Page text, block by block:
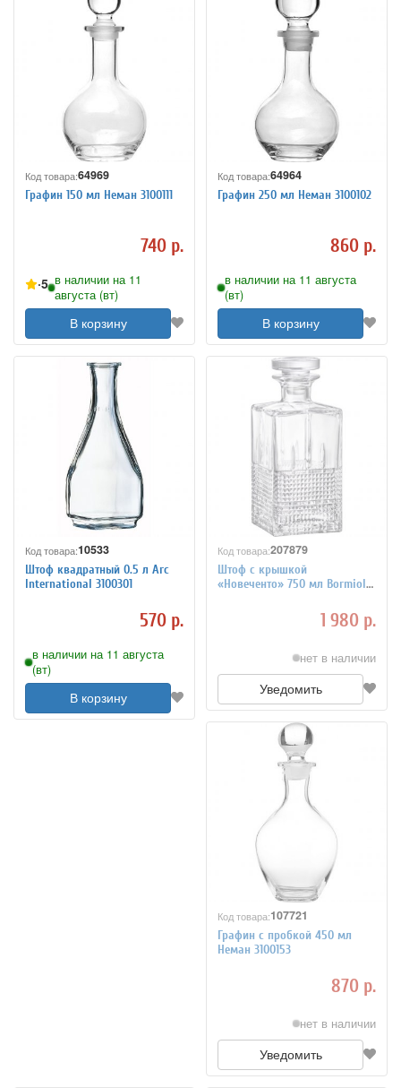
Код товара:64969
Графин 150 мл Неман 3100111
740 р.
5 в наличии на 11
августа (вт)
В корзину
Код товара:64964
Графин 250 мл Неман 3100102
860 р.
в наличии на 11 августа
(вт)
В корзину
Код товара:10533
Штоф квадратный 0.5 л Arc
International 3100301
570 р.
в наличии на 11 августа
(вт)
В корзину
Код товара:207879
Штоф с крышкой
«Новеченто» 750 мл Bormioli
1 980 р.
нет в наличии
Уведомить
Код товара:107721
Графин с пробкой 450 мл
Неман 3100153
870 р.
нет в наличии
Уведомить